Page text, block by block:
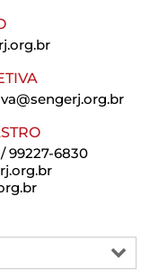
99227-6830